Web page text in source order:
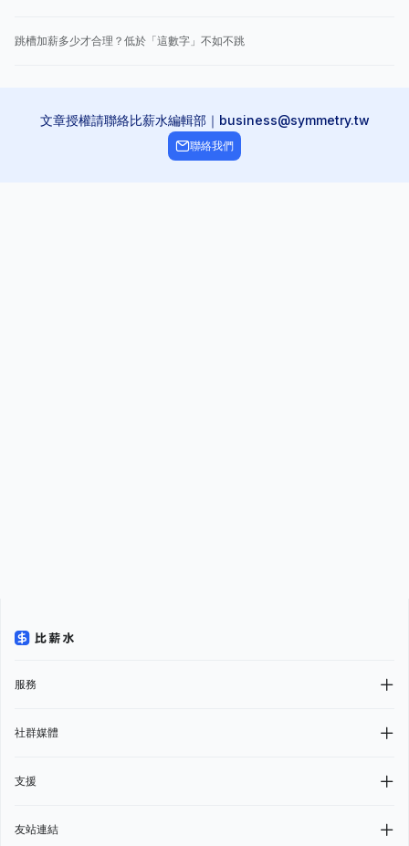
跳槽加薪多少才合理？低於「這數字」不如不跳
文章授權請聯絡比薪水編輯部｜business@symmetry.tw
聯絡我們
服務
社群媒體
支援
友站連結